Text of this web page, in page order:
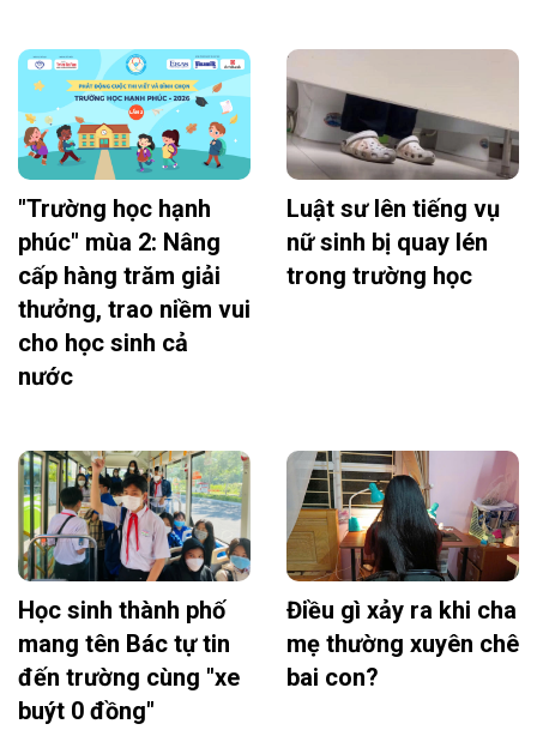
"Trường học hạnh
phúc" mùa 2: Nâng
cấp hàng trăm giải
thưởng, trao niềm vui
cho học sinh cả
nước
Luật sư lên tiếng vụ
nữ sinh bị quay lén
trong trường học
Học sinh thành phố
mang tên Bác tự tin
đến trường cùng "xe
buýt 0 đồng"
Điều gì xảy ra khi cha
mẹ thường xuyên chê
bai con?